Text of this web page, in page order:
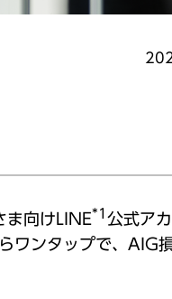
ま向けLINE*1 公式ア
ワンタップで、AIG